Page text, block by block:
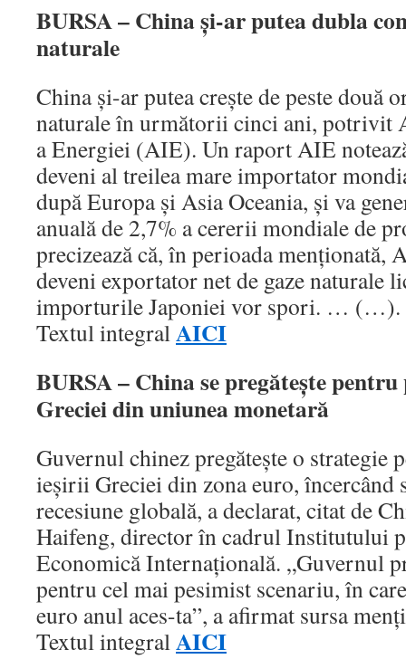
BURSA – China şi-ar putea dubla
naturale
China şi-ar putea creşte de peste două
naturale în următorii cinci ani, potrivit
a Energiei (AIE). Un raport AIE
deveni al treilea mare importator
după Europa şi Asia Oceania, şi va
anuală de 2,7% a cererii mondiale de
precizează că, în perioada menţionată,
deveni exportator net de gaze naturale
importurile Japoniei vor spori. … (…).
Textul integralAICI
BURSA – China se pregăteşte
Greciei din uniunea monetară
Guvernul chinez pregăteşte o strategie
ieşirii Greciei din zona euro, încercând
recesiune globală, a declarat, citat de
Haifeng, director în cadrul Institutului
Economică Internaţională. „Guvernul
pentru cel mai pesimist scenariu, în
euro anul aces-ta”, a afirmat sursa
Textul integralAICI